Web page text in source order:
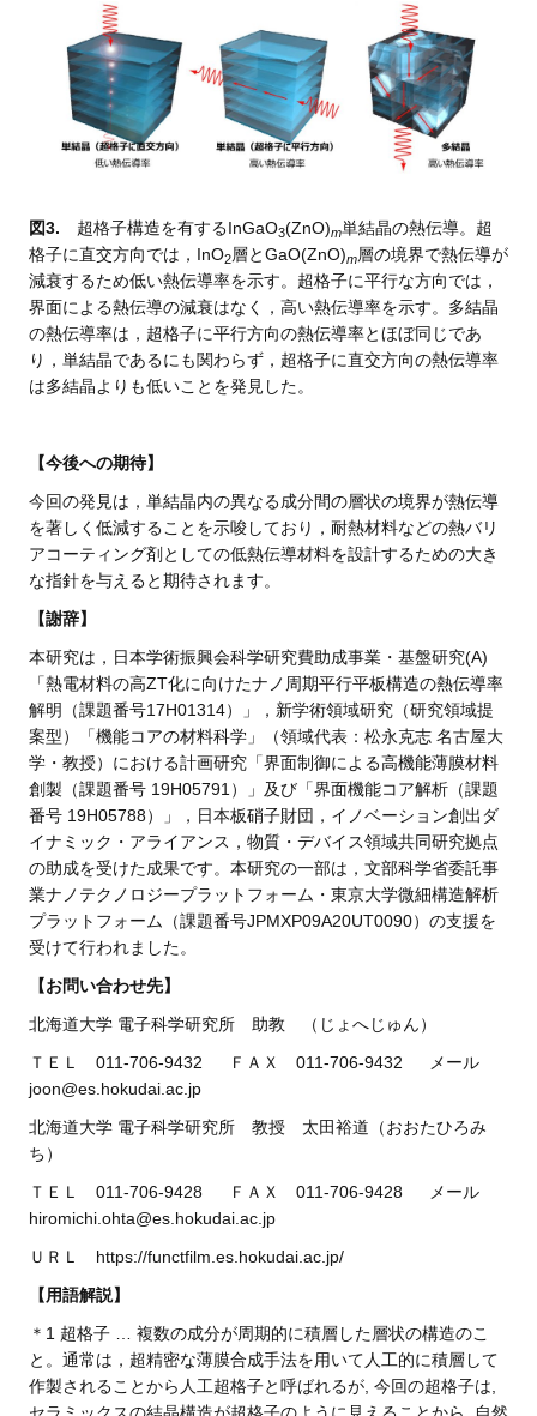
図3. 超格子構造を有するInGaO3(ZnO)m単結晶の熱伝導。超
格子に直交方向では，InO2層とGaO(ZnO)m層の境界で熱伝導が
減衰するため低い熱伝導率を示す。超格子に平行な方向では，
界面による熱伝導の減衰はなく，高い熱伝導率を示す。多結晶
の熱伝導率は，超格子に平行方向の熱伝導率とほぼ同じであ
り，単結晶であるにも関わらず，超格子に直交方向の熱伝導率
は多結晶よりも低いことを発見した。
【今後への期待】
今回の発見は，単結晶内の異なる成分間の層状の境界が熱伝導
を著しく低減することを示唆しており，耐熱材料などの熱バリ
アコーティング剤としての低熱伝導材料を設計するための大き
な指針を与えると期待されます。
【謝辞】
本研究は，日本学術振興会科学研究費助成事業・基盤研究(A)
「熱電材料の高ZT化に向けたナノ周期平行平板構造の熱伝導率
解明（課題番号17H01314）」，新学術領域研究（研究領域提
案型）「機能コアの材料科学」（領域代表：松永克志 名古屋大
学・教授）における計画研究「界面制御による高機能薄膜材料
創製（課題番号 19H05791）」及び「界面機能コア解析（課題
番号 19H05788）」，日本板硝子財団，イノベーション創出ダ
イナミック・アライアンス，物質・デバイス領域共同研究拠点
の助成を受けた成果です。本研究の一部は，文部科学省委託事
業ナノテクノロジープラットフォーム・東京大学微細構造解析
プラットフォーム（課題番号JPMXP09A20UT0090）の支援を
受けて行われました。
【お問い合わせ先】
北海道大学 電子科学研究所 助教 （じょへじゅん）
ＴＥＬ 011-706-9432 ＦＡＸ 011-706-9432 メール
joon@es.hokudai.ac.jp
北海道大学 電子科学研究所 教授 太田裕道（おおたひろみ
ち）
ＴＥＬ 011-706-9428 ＦＡＸ 011-706-9428 メール
hiromichi.ohta@es.hokudai.ac.jp
ＵＲＬ https://functfilm.es.hokudai.ac.jp/
【用語解説】
＊1 超格子 … 複数の成分が周期的に積層した層状の構造のこ
と。通常は，超精密な薄膜合成手法を用いて人工的に積層して
作製されることから人工超格子と呼ばれるが, 今回の超格子は,